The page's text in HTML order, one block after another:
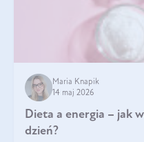
Maria Knapik
14 maj 2026
Dieta a energia – jak
dzień?